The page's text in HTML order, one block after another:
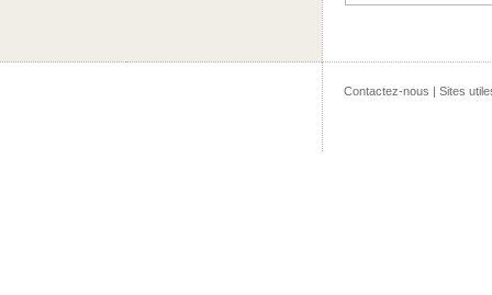
Contactez-nous | Sites